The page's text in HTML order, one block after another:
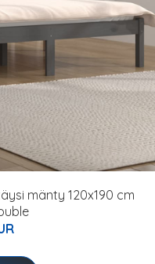
mänty 120x190 cm